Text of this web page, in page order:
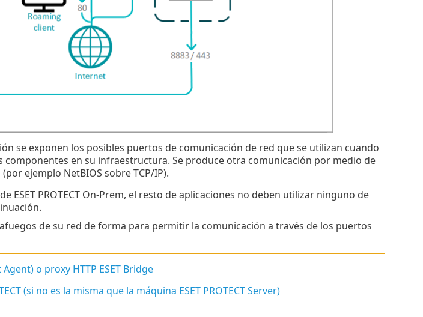
se exponen los posibles puertos de comunicación de red que se utilizan cuando
componentes en su infraestructura. Se produce otra comunicación por medio de
ejemplo NetBIOS sobre TCP/IP).
ESET PROTECT On-Prem, el resto de aplicaciones no deben utilizar ninguno de
de su red de forma para permitir la comunicación a través de los puertos
o proxy HTTP ESET Bridge
(si no es la misma que la máquina ESET PROTECT Server)